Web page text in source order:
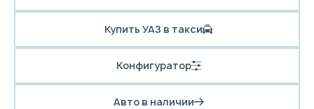
Купить УАЗ в такси
Конфигуратор
Авто в наличии